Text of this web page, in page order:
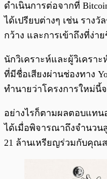
ดำเนินการต่อจากที่
ได้เปรียบต่างๆ เช่น ราง
กว้าง และการเข้าถึงที่ง่า
นักวิเคราะห์และผู้วิเครา
ที่มีชื่อเสียงผ่านช่องทาง
ทำนายว่าโครงการใหม่นี้
อย่างไรก็ตามผลตอบแท
ได้เมื่อพิจารณาถึงจำนวน
21 ล้านเหรียญร่วมกับคุณส